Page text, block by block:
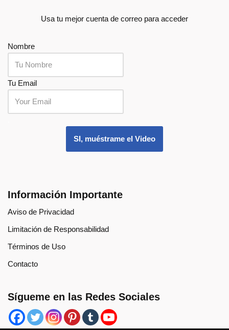
Usa tu mejor cuenta de correo para acceder
Nombre
Tu Email
SI, muéstrame el Video
Información Importante
Aviso de Privacidad
Limitación de Responsabilidad
Términos de Uso
Contacto
Sígueme en las Redes Sociales